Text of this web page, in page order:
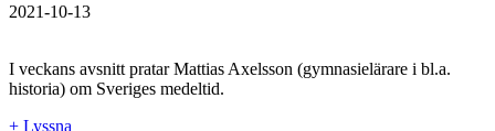
2021-10-13
I veckans avsnitt pratar Mattias Axelsson (gymnasielärare i bl.a.
historia) om Sveriges medeltid.
+ Lyssna